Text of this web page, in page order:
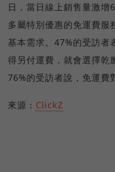
日，當日線上銷售量激增
多屬特別優惠的免運費服
基本需求。47%的受訪者
得另付運費，就會選擇乾
76%的受訪者說，免運費
來源： ClickZ